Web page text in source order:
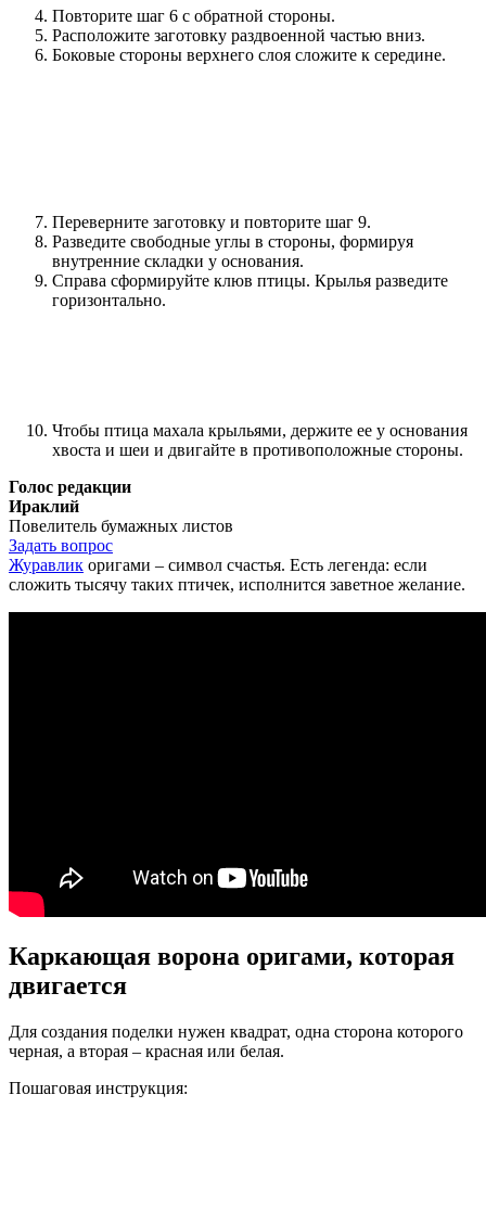
Повторите шаг 6 с обратной стороны.
Расположите заготовку раздвоенной частью вниз.
Боковые стороны верхнего слоя сложите к середине.
Переверните заготовку и повторите шаг 9.
Разведите свободные углы в стороны, формируя
внутренние складки у основания.
Справа сформируйте клюв птицы. Крылья разведите
горизонтально.
Чтобы птица махала крыльями, держите ее у основания
хвоста и шеи и двигайте в противоположные стороны.
Голос редакции
Ираклий
Повелитель бумажных листов
Задать вопрос
Журавлик оригами – символ счастья. Есть легенда: если
сложить тысячу таких птичек, исполнится заветное желание.
Каркающая ворона оригами, которая
двигается
Для создания поделки нужен квадрат, одна сторона которого
черная, а вторая – красная или белая.
Пошаговая инструкция: